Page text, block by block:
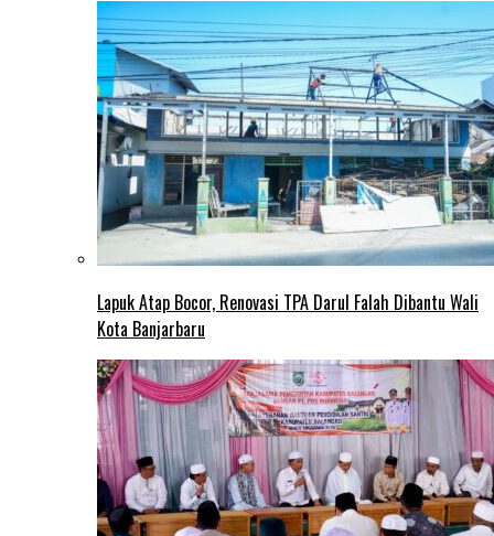
Lapuk Atap Bocor, Renovasi TPA Darul Falah Dibantu Wali
Kota Banjarbaru